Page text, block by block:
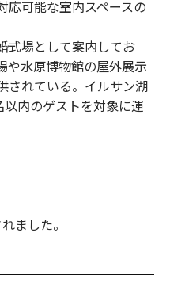
応可能な室内スペースの
式場として案内してお
や水原博物館の屋外展示
されている。イルサン湖
内のゲストを対象に運
ました。